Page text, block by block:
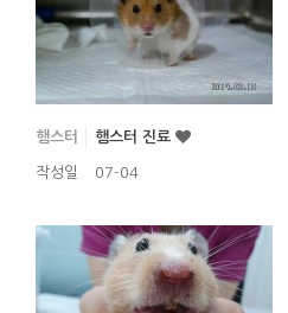
햄스터 햄스터 진료
작성일 07-04